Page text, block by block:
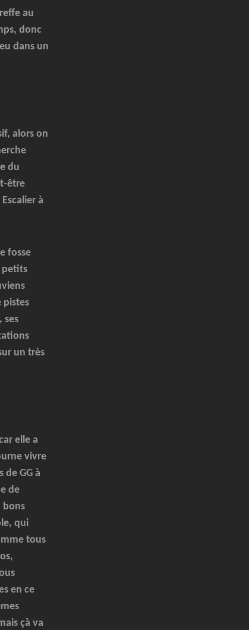
au
donc
dans un
alors on
du
être
à
fosse
petits
pistes
ses
un très
elle a
vivre
de GG à
de
bons
qui
tous
en ce
çà va